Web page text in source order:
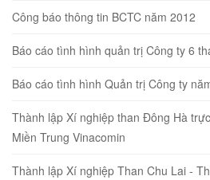
Công báo thông tin BCTC năm 2012
Báo cáo tình hình quản trị Công ty 6
Báo cáo tình hình Quản trị Công ty
Thành lập Xí nghiệp than Đông Hà
Miền Trung Vinacomin
Thành lập Xí nghiệp Than Chu Lai -